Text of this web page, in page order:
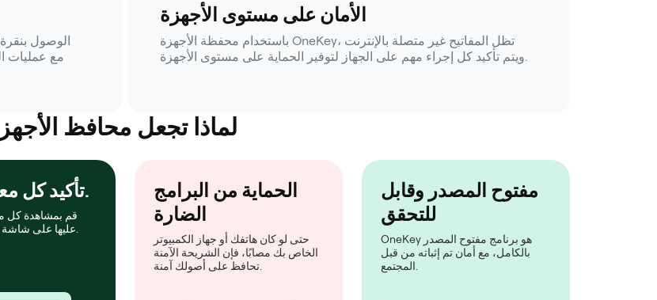
الأمان على مستوى الأجهزة
باستخدام محفظة الأجهزة OneKey، تظل المفاتيح غير متصلة بالإنترنت
لماذا تجعل محافظ
تأكيد كل معاملة فعليًا.
قم بمشاهدة كل
الحماية من البرامج
الضارة
حتى لو كان هاتفك أو جهاز الكمبيوتر
الخاص بك مصابًا، فإن الشريحة الآمنة
مفتوح المصدر وقابل
للتحقق
OneKey هو برنامج مفتوح المصدر
بالكامل، مع أمان تم إثباته من قبل